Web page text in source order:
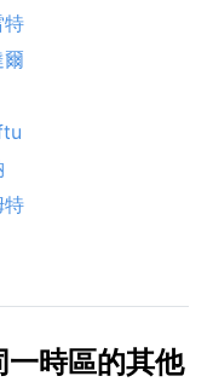
特
爾
特
時區的其他